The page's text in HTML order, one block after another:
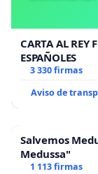
CARTA AL REY
ESPAÑOLES
3 330 firmas
Aviso de
Salvemos
Medussa"
1 113 firmas